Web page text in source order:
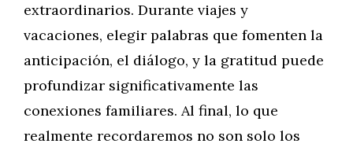
extraordinarios. Durante viajes y
vacaciones, elegir palabras que fomenten la
anticipación, el diálogo, y la gratitud puede
profundizar significativamente las
conexiones familiares. Al final, lo que
realmente recordaremos no son solo los